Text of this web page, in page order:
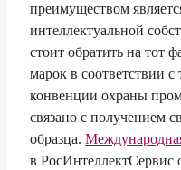
преимуществом
интеллектуальной
стоит обратить на тот
марок в соответствии
конвенции охраны
связано с получением
образца.
в РосИнтеллектСервис